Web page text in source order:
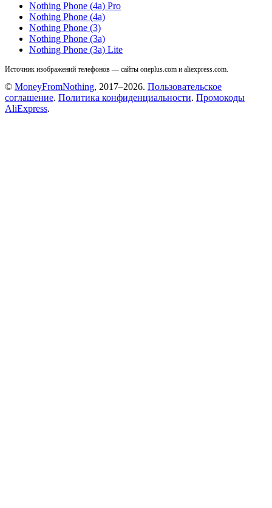
Nothing Phone (4a) Pro
Nothing Phone (4a)
Nothing Phone (3)
Nothing Phone (3a)
Nothing Phone (3a) Lite
Источник изображений телефонов — сайты oneplus.com и aliexpress.com.
© MoneyFromNothing, 2017–2026. Пользовательское
соглашение. Политика конфиденциальности. Промокоды
AliExpress.